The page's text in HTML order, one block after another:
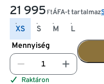
21 995 FtÁFA-t tartalmaz
XS S M
L
Mennyiség
Raktáron